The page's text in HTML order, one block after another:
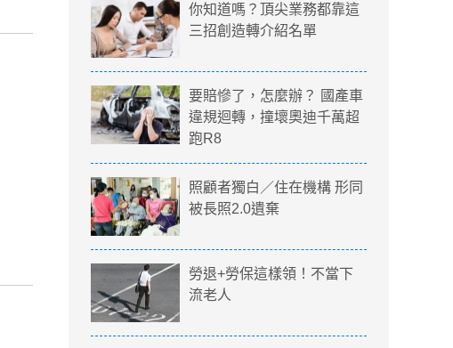
你知道嗎？頂尖業務都靠這
三招創造轉介紹名單
要賠慘了，怎麼辦？ 國產車
違規迴轉，撞壞奧迪千萬超
跑R8
照顧者獨白／住在機構 形同
被長照2.0遺棄
勞退+勞保這樣領！不當下
流老人